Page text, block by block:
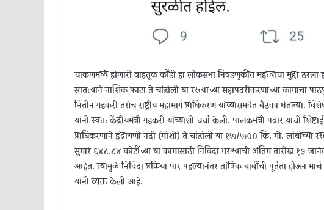
चाकणमध्ये होणारी वाहतूक कोंडी हा लोकसभा निवडणुकीत महत्त्वाचा मुद्दा
सातत्याने नाशिक फाटा ते चांडोली या रस्त्याच्या सहापदरीकरणाच्या कामाचा
नितीन गडकरी तसेच राष्ट्रीय महामार्ग प्राधिकरण यांच्यासमवेत बैठका घेतल्या.
यांनी स्वतः केंद्रीयमंत्री गडकरी यांच्याशी चर्चा केली. पालकमंत्री पवार यांची
प्राधिकरणाने इंद्रायणी नदी (मोशी) ते चांडोली या १७/७०० कि. मी. लांबीच्या
सुमारे ६४८.८४ कोटींच्या या कामासाठी निविदा भरण्याची अंतिम तारीख १५
आहेत. त्यामुळे निविदा प्रक्रिया पार पडल्यानंतर तांत्रिक बाबींची पूर्तता होऊन
यांनी व्यक्त केली आहे.